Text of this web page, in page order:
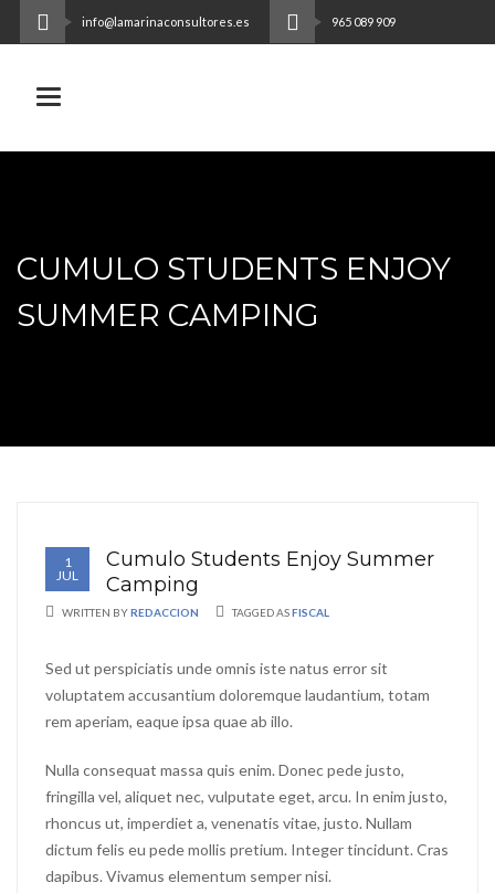
info@lamarinaconsultores.es 965 089 909
Toggle navigation
CUMULO STUDENTS ENJOY
SUMMER CAMPING
1
JUL
Cumulo Students Enjoy Summer
Camping
WRITTEN BYREDACCION TAGGED ASFISCAL
Sed ut perspiciatis unde omnis iste natus error sit
voluptatem accusantium doloremque laudantium, totam
rem aperiam, eaque ipsa quae ab illo.
Nulla consequat massa quis enim. Donec pede justo,
fringilla vel, aliquet nec, vulputate eget, arcu. In enim justo,
rhoncus ut, imperdiet a, venenatis vitae, justo. Nullam
dictum felis eu pede mollis pretium. Integer tincidunt. Cras
dapibus. Vivamus elementum semper nisi.